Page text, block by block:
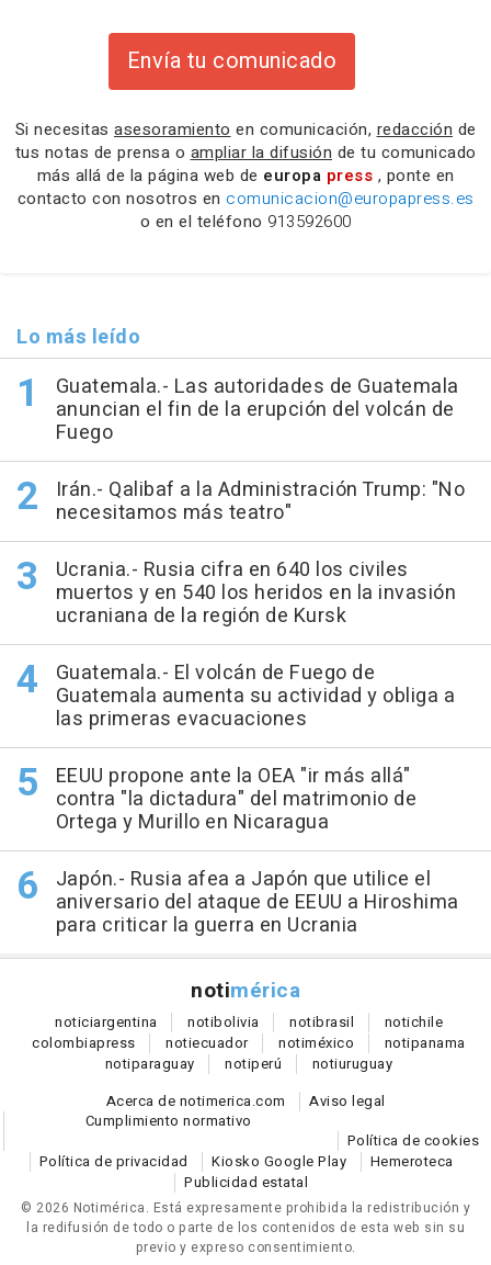
Envía tu comunicado
Si necesitas asesoramiento en comunicación, redacción de
tus notas de prensa o ampliar la difusión de tu comunicado
más allá de la página web de europa press , ponte en
contacto con nosotros en comunicacion@europapress.es
o en el teléfono 913592600
Lo más leído
Guatemala.- Las autoridades de Guatemala
anuncian el fin de la erupción del volcán de
Fuego
Irán.- Qalibaf a la Administración Trump: "No
necesitamos más teatro"
Ucrania.- Rusia cifra en 640 los civiles
muertos y en 540 los heridos en la invasión
ucraniana de la región de Kursk
Guatemala.- El volcán de Fuego de
Guatemala aumenta su actividad y obliga a
las primeras evacuaciones
EEUU propone ante la OEA "ir más allá"
contra "la dictadura" del matrimonio de
Ortega y Murillo en Nicaragua
Japón.- Rusia afea a Japón que utilice el
aniversario del ataque de EEUU a Hiroshima
para criticar la guerra en Ucrania
notimérica
noticiargentina notibolivia notibrasil notichile
colombiapress notiecuador notiméxico notipanama
notiparaguay notiperú notiuruguay
Acerca de notimerica.com
Aviso legal
Cumplimiento normativo
Política de cookies
Política de privacidad
Kiosko Google Play
Hemeroteca
Publicidad estatal
© 2026 Notimérica. Está expresamente prohibida la redistribución y
la redifusión de todo o parte de los contenidos de esta web sin su
previo y expreso consentimiento.